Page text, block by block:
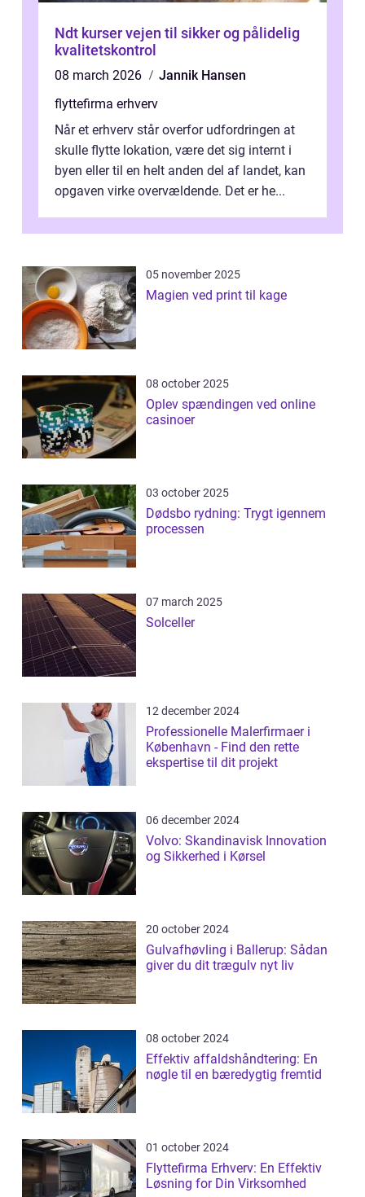
Ndt kurser vejen til sikker og pålidelig
kvalitetskontrol
08 march 2026
Jannik Hansen
flyttefirma erhverv
Når et erhverv står overfor udfordringen at
skulle flytte lokation, være det sig internt i
byen eller til en helt anden del af landet, kan
opgaven virke overvældende. Det er he...
05 november 2025
Magien ved print til kage
08 october 2025
Oplev spændingen ved online
casinoer
03 october 2025
Dødsbo rydning: Trygt igennem
processen
07 march 2025
Solceller
12 december 2024
Professionelle Malerfirmaer i
København - Find den rette
ekspertise til dit projekt
06 december 2024
Volvo: Skandinavisk Innovation
og Sikkerhed i Kørsel
20 october 2024
Gulvafhøvling i Ballerup: Sådan
giver du dit trægulv nyt liv
08 october 2024
Effektiv affaldshåndtering: En
nøgle til en bæredygtig fremtid
01 october 2024
Flyttefirma Erhverv: En Effektiv
Løsning for Din Virksomhed